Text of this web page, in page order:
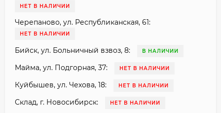
НЕТ В НАЛИЧИИ
Черепаново, ул. Республиканская, 61:
НЕТ В НАЛИЧИИ
Бийск, ул. Больничный взвоз, 8: В НАЛИЧИИ
Майма, ул. Подгорная, 37: НЕТ В НАЛИЧИИ
Куйбышев, ул. Чехова, 18: НЕТ В НАЛИЧИИ
Склад, г. Новосибирск: НЕТ В НАЛИЧИИ